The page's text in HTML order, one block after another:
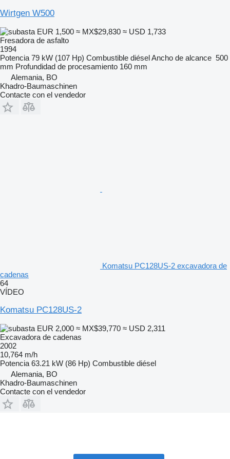
Wirtgen W500
EUR 1,500 ≈ MX$29,830 ≈ USD 1,733
Fresadora de asfalto
1994
Potencia 79 kW (107 Hp) Combustible diéselAncho de alcance 500
mm Profundidad de procesamiento 160 mm
Alemania, BO
Khadro-Baumaschinen
Contacte con el vendedor
Komatsu PC128US-2 excavadora de
cadenas
64
VÍDEO
Komatsu PC128US-2
EUR 2,000 ≈ MX$39,770 ≈ USD 2,311
Excavadora de cadenas
2002
10,764 m/h
Potencia 63.21 kW (86 Hp) Combustible diésel
Alemania, BO
Khadro-Baumaschinen
Contacte con el vendedor